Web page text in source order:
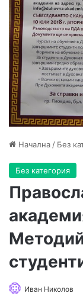
Начална / Без
Без категория
Иван Николов